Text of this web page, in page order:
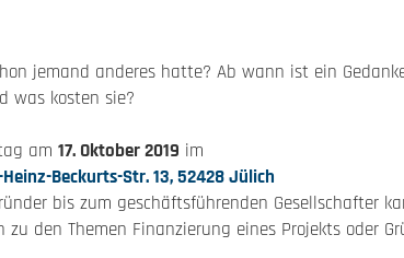
jemand anderes hatte? Ab wann ist ein
was kosten sie?
am 17. Oktober 2019 im
Beckurts-Str. 13, 52428 Jülich
bis zum geschäftsführenden Gesellschafter
zu den Themen Finanzierung eines Projekts oder